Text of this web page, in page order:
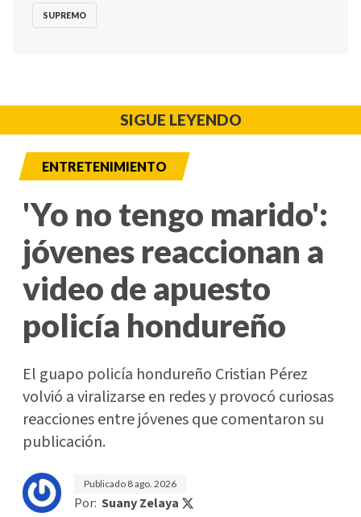
SUPREMO
SIGUE LEYENDO
ENTRETENIMIENTO
'Yo no tengo marido':
jóvenes reaccionan a
video de apuesto
policía hondureño
El guapo policía hondureño Cristian Pérez
volvió a viralizarse en redes y provocó curiosas
reacciones entre jóvenes que comentaron su
publicación.
Publicado 8 ago. 2026
Por: Suany Zelaya